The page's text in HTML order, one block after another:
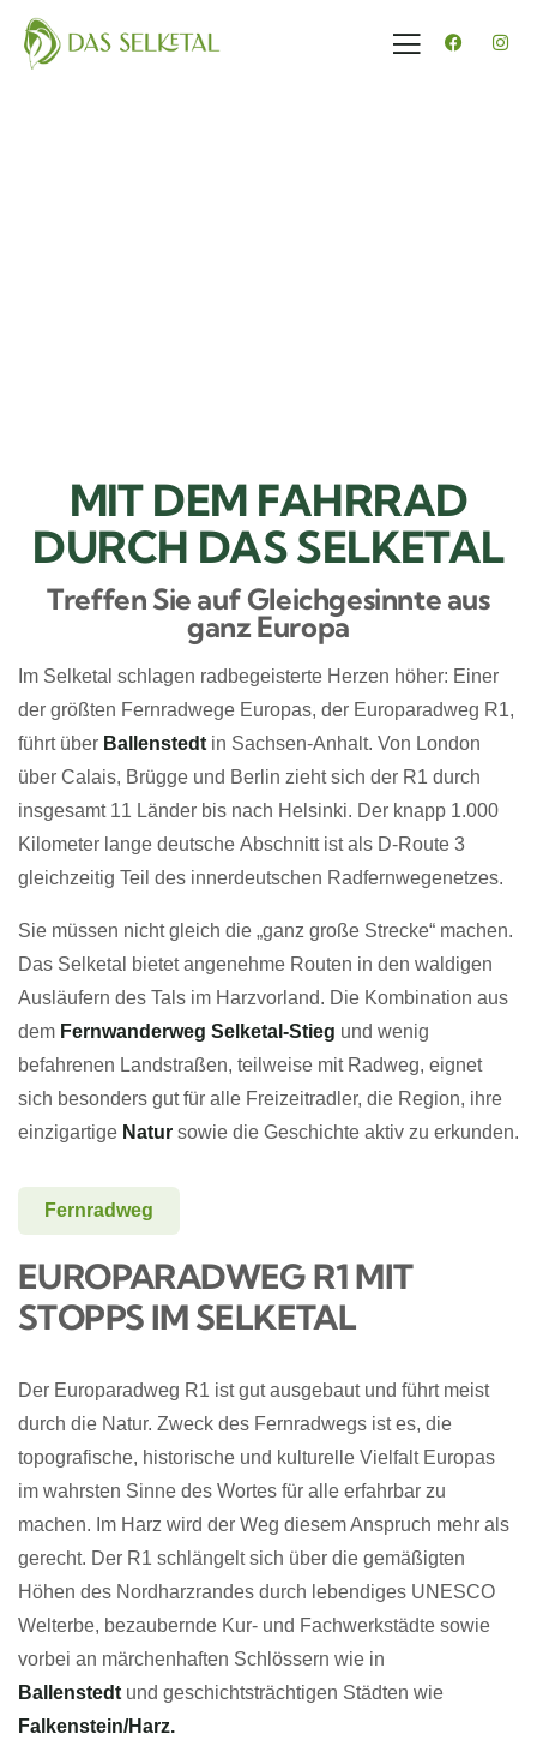
MIT DEM FAHRRAD
DURCH DAS SELKETAL
Treffen Sie auf Gleichgesinnte aus
ganz Europa
Im Selketal schlagen radbegeisterte Herzen höher: Einer
der größten Fernradwege Europas, der Europaradweg R1,
führt über Ballenstedt in Sachsen-Anhalt. Von London
über Calais, Brügge und Berlin zieht sich der R1 durch
insgesamt 11 Länder bis nach Helsinki. Der knapp 1.000
Kilometer lange deutsche Abschnitt ist als D-Route 3
gleichzeitig Teil des innerdeutschen Radfernwegenetzes.
Sie müssen nicht gleich die „ganz große Strecke“ machen.
Das Selketal bietetangenehme Routen in den waldigen
Ausläufern des Tals im Harzvorland. Die Kombination aus
dem Fernwanderweg Selketal-Stieg und wenig
befahrenen Landstraßen, teilweise mit Radweg, eignet
sich besonders gut für alle Freizeitradler, die Region, ihre
einzigartige Natur sowie die Geschichte aktiv zu erkunden.
Fernradweg
EUROPARADWEG R1 MIT
STOPPS IM SELKETAL
Der Europaradweg R1 ist gut ausgebaut und führt meist
durch die Natur. Zweck des Fernradwegs ist es, die
topografische, historische und kulturelle Vielfalt Europas
im wahrsten Sinne des Wortes für alle erfahrbar zu
machen. Im Harz wird der Weg diesem Anspruch mehr als
gerecht. Der R1 schlängelt sich über die gemäßigten
Höhen des Nordharzrandes durch lebendiges UNESCO
Welterbe, bezaubernde Kur- und Fachwerkstädte sowie
vorbei an märchenhaften Schlössern wie in
Ballenstedt und geschichtsträchtigen Städten wie
Falkenstein/Harz.